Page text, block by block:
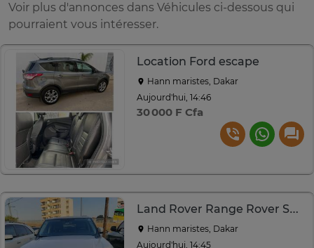
Voir plus d'annonces dans Véhicules ci-dessous qui
pourraient vous intéresser.
Location Ford escape
Hann maristes, Dakar
Aujourd'hui, 14:46
30 000 F Cfa
Land Rover Range Rover Sport blanc SUV polyvalent
Hann maristes, Dakar
Aujourd'hui, 14:45